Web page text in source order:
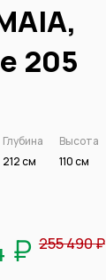
205
Глубина
212 см
Высота
110 см
₽ 255 490 ₽